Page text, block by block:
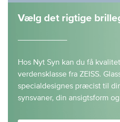
Vælg det rigtige
Hos Nyt Syn kan du få
verdensklasse fra ZEISS.
specialdesignes præcist til
synsvaner, din ansigtsform